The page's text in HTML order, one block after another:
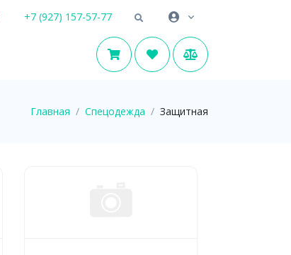
+7 (927) 157-57-77
Главная Спецодежда Защитная